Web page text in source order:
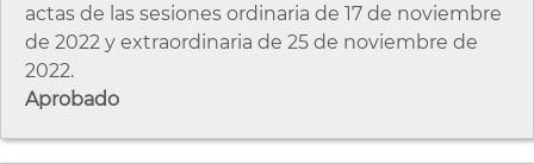
actas de las sesiones ordinaria de 17 de noviembre
de 2022 y extraordinaria de 25 de noviembre de
2022.
Aprobado